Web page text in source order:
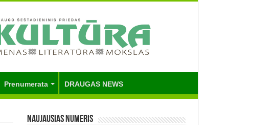
Prenumerata DRAUGAS NEWS
Naujausias numeris